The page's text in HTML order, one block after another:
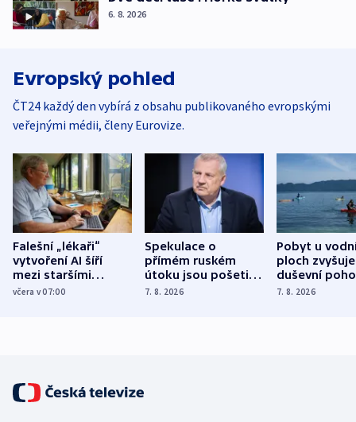
6. 8. 2026
Evropský pohled
ČT24 každý den vybírá z obsahu publikovaného evropskými
veřejnými médii, členy Eurovize.
Falešní „lékaři“
vytvoření AI šíří
mezi staršími
Poláky nebezpečné
včera v 07:00
Spekulace o
přímém ruském
útoku jsou pošetilé,
míní estonský
7. 8. 2026
Pobyt u
ploch zvyšuje
duševní
ukázala
7. 8. 2026